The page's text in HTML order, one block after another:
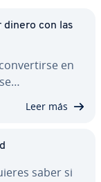
dinero con las
en
Leer más
saber si